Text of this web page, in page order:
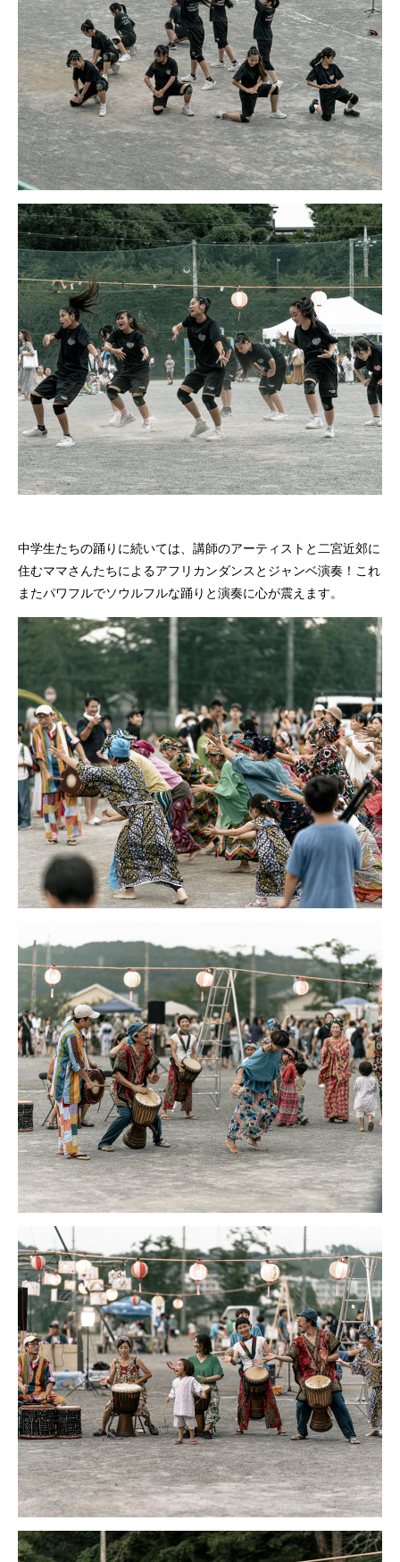
中学生たちの踊りに続いては、講師のアーティストと二宮近郊に
住むママさんたちによるアフリカンダンスとジャンベ演奏！これ
またパワフルでソウルフルな踊りと演奏に心が震えます。